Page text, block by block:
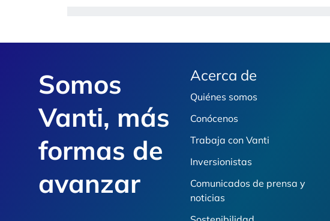
Somos
Vanti, más
formas de
avanzar
Acerca de
Quiénes somos
Conócenos
Trabaja con Vanti
Inversionistas
Comunicados de prensa y
noticias